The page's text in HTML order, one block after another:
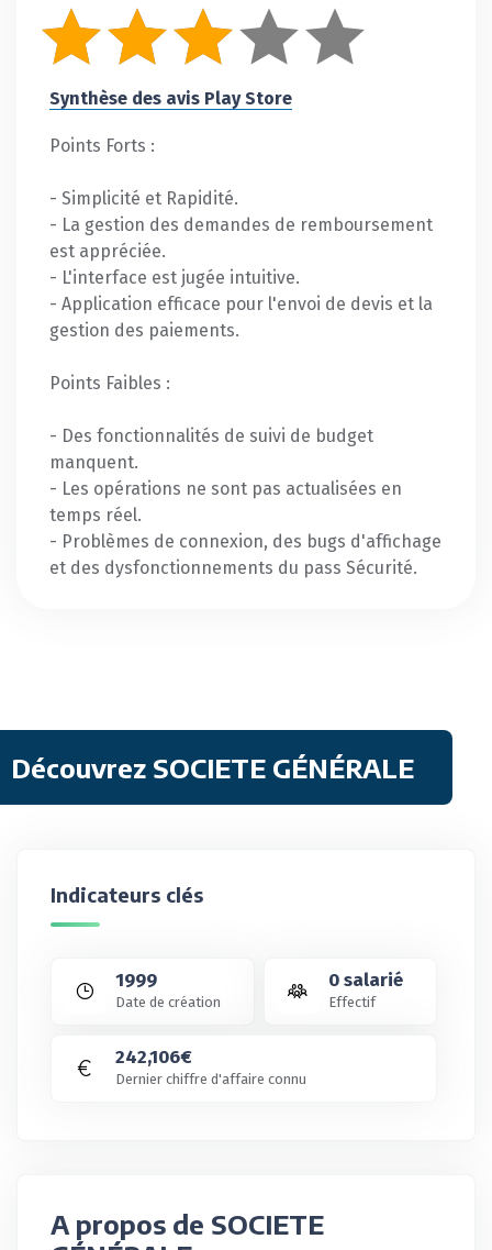
Synthèse des avis Play Store
Points Forts :
- Simplicité et Rapidité.
- La gestion des demandes de remboursement
est appréciée.
- L'interface est jugée intuitive.
- Application efficace pour l'envoi de devis et la
gestion des paiements.
Points Faibles :
- Des fonctionnalités de suivi de budget
manquent.
- Les opérations ne sont pas actualisées en
temps réel.
- Problèmes de connexion, des bugs d'affichage
et des dysfonctionnements du pass Sécurité.
Découvrez SOCIETE GÉNÉRALE
Indicateurs clés
1999
Date de création
0 salarié
Effectif
242,106€
Dernier chiffre d'affaire connu
A propos de SOCIETE